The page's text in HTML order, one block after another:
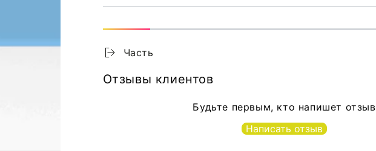
Часть
Отзывы клиентов
Будьте первым, кто напишет отзыв
Написать отзыв